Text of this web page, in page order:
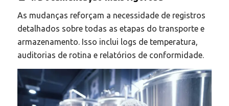
As mudanças reforçam a necessidade de registros
detalhados sobre todas as etapas do transporte e
armazenamento. Isso inclui logs de temperatura,
auditorias de rotina e relatórios de conformidade.